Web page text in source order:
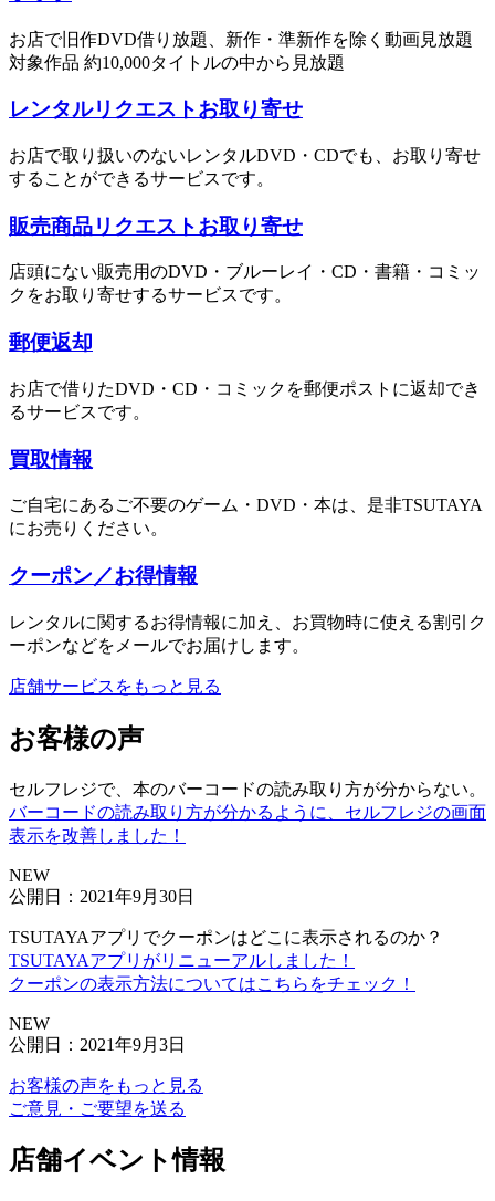
お店で旧作DVD借り放題、新作・準新作を除く動画見放題
対象作品 約10,000タイトルの中から見放題
レンタルリクエストお取り寄せ
お店で取り扱いのないレンタルDVD・CDでも、お取り寄せ
することができるサービスです。
販売商品リクエストお取り寄せ
店頭にない販売用のDVD・ブルーレイ・CD・書籍・コミッ
クをお取り寄せするサービスです。
郵便返却
お店で借りたDVD・CD・コミックを郵便ポストに返却でき
るサービスです。
買取情報
ご自宅にあるご不要のゲーム・DVD・本は、是非TSUTAYA
にお売りください。
クーポン／お得情報
レンタルに関するお得情報に加え、お買物時に使える割引ク
ーポンなどをメールでお届けします。
店舗サービスをもっと見る
お客様の声
セルフレジで、本のバーコードの読み取り方が分からない。
バーコードの読み取り方が分かるように、セルフレジの画面
表示を改善しました！
NEW
公開日：2021年9月30日
TSUTAYAアプリでクーポンはどこに表示されるのか？
TSUTAYAアプリがリニューアルしました！
クーポンの表示方法についてはこちらをチェック！
NEW
公開日：2021年9月3日
お客様の声をもっと見る
ご意見・ご要望を送る
店舗イベント情報